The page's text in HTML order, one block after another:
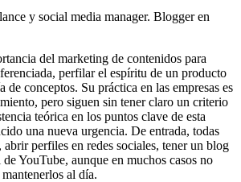
y social media manager. Blogger en
del marketing de contenidos para
perfilar el espíritu de un producto
de conceptos. Su práctica en las empresas es
pero siguen sin tener claro un criterio
teórica en los puntos clave de esta
una nueva urgencia. De entrada, todas
abrir perfiles en redes sociales, tener un blog
YouTube, aunque en muchos casos no
al día.